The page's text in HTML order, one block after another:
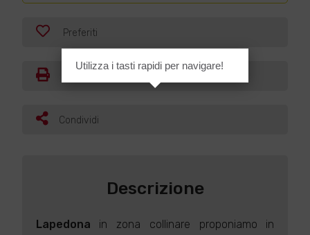
Preferiti
Condividi
Descrizione
Lapedona in zona collinare proponiamo in
Utilizza i tasti rapidi per navigare!